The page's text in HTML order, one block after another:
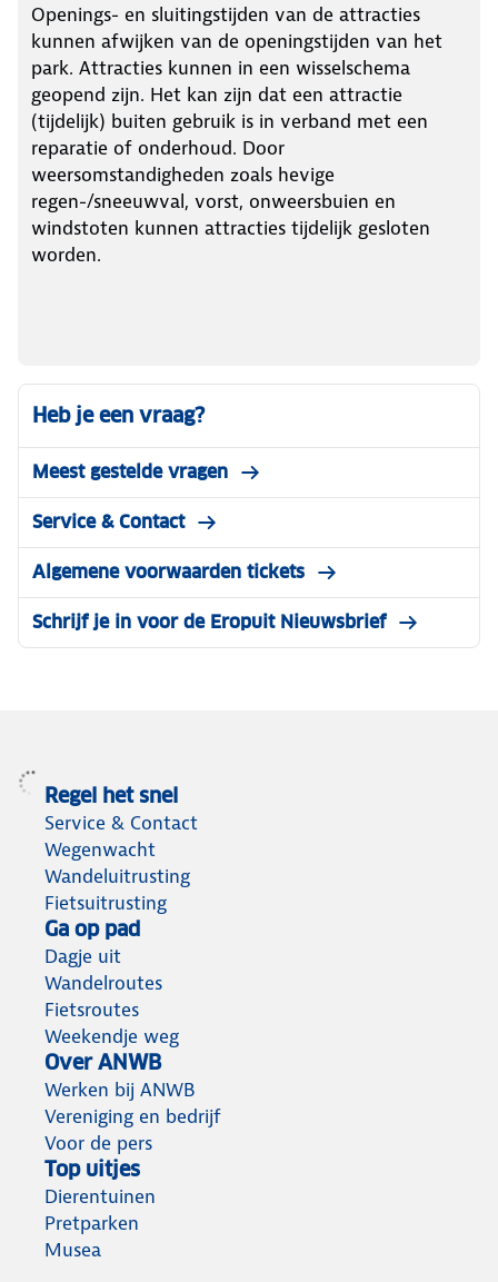
Openings- en sluitingstijden van de attracties
kunnen afwijken van de openingstijden van het
park. Attracties kunnen in een wisselschema
geopend zijn. Het kan zijn dat een attractie
(tijdelijk) buiten gebruik is in verband met een
reparatie of onderhoud. Door
weersomstandigheden zoals hevige
regen-/sneeuwval, vorst, onweersbuien en
windstoten kunnen attracties tijdelijk gesloten
worden.
Heb je een vraag?
Meest gestelde vragen
Service & Contact
Algemene voorwaarden tickets
Schrijf je in voor de Eropuit Nieuwsbrief
Regel het snel
Service & Contact
Wegenwacht
Wandeluitrusting
Fietsuitrusting
Ga op pad
Dagje uit
Wandelroutes
Fietsroutes
Weekendje weg
Over ANWB
Werken bij ANWB
Vereniging en bedrijf
Voor de pers
Top uitjes
Dierentuinen
Pretparken
Musea